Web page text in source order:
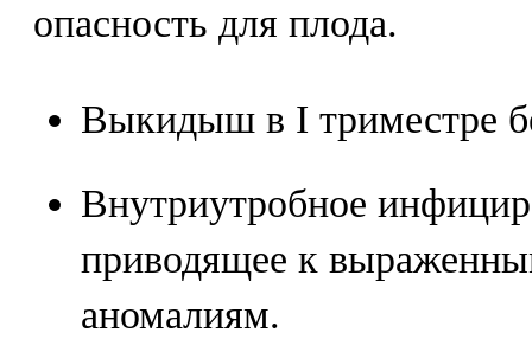
опасность для плода.
Выкидыш в I триместре
Внутриутробное
приводящее к
аномалиям.